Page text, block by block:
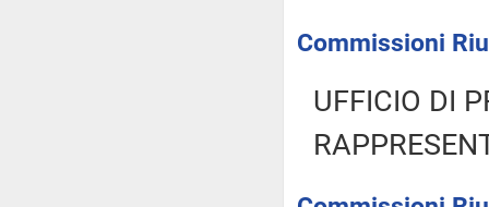
Commissioni
UFFICIO DI